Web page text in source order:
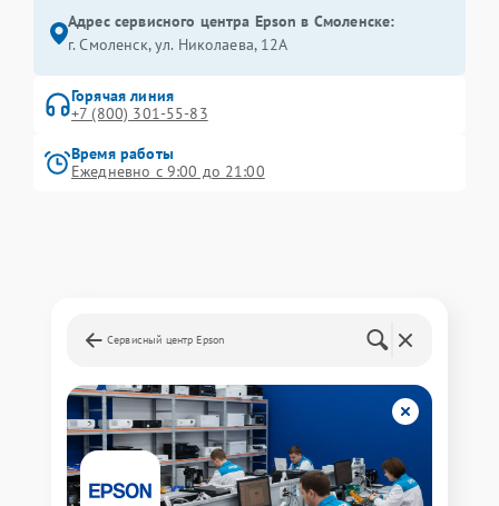
Адрес сервисного центра Epson в Смоленске:
г. Смоленск, ул. Николаева, 12А
Горячая линия
+7 (800) 301-55-83
Время работы
Ежедневно с 9:00 до 21:00
Сервисный центр Epson